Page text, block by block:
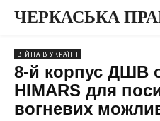
ЧЕРКАСЬКА
ВІЙНА В УКРАЇНІ
8-й корпус ДШВ
HIMARS для
вогневих